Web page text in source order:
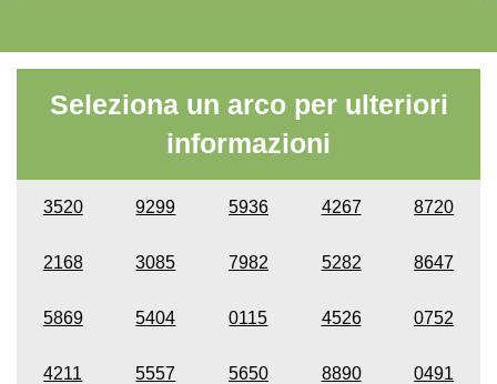
Seleziona un arco per ulteriori
informazioni
3520 9299 5936 4267 8720
2168 3085 7982 5282 8647
5869 5404 0115 4526 0752
4211 5557 5650 8890 0491